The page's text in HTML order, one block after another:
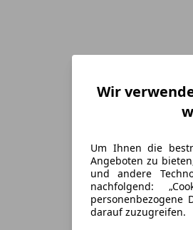
Wir
Um Ihnen die
Angeboten zu
und andere
nachfolgend:
personenbezogene
darauf zuzugreifen.